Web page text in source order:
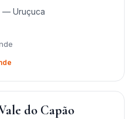
— Uruçuca
do Capão